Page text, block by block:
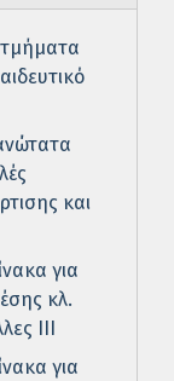
τμήματα
και
για
κλ.
ΙΙΙ
για